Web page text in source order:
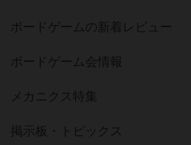
ボードゲームの新着レビュー
ボードゲーム会情報
メカニクス特集
掲示板・トピックス